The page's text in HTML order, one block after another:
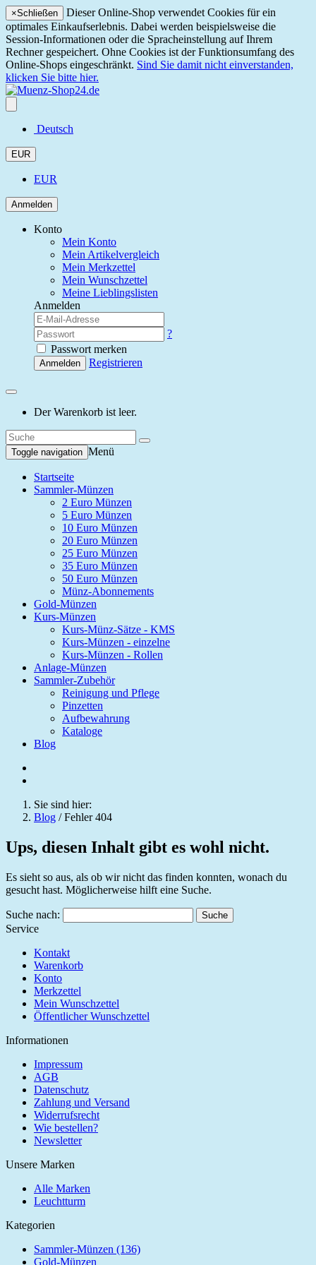
×Schließen
Dieser Online-Shop verwendet Cookies für ein
optimales Einkaufserlebnis. Dabei werden beispielsweise die
Session-Informationen oder die Spracheinstellung auf Ihrem
Rechner gespeichert. Ohne Cookies ist der Funktionsumfang des
Online-Shops eingeschränkt. Sind Sie damit nicht einverstanden,
klicken Sie bitte hier.
Deutsch
EUR
EUR
Anmelden
Konto
Mein Konto
Mein Artikelvergleich
Mein Merkzettel
Mein Wunschzettel
Meine Lieblingslisten
Anmelden
?
Passwort merken
Anmelden Registrieren
Der Warenkorb ist leer.
Toggle navigation Menü
Startseite
Sammler-Münzen
2 Euro Münzen
5 Euro Münzen
10 Euro Münzen
20 Euro Münzen
25 Euro Münzen
35 Euro Münzen
50 Euro Münzen
Münz-Abonnements
Gold-Münzen
Kurs-Münzen
Kurs-Münz-Sätze - KMS
Kurs-Münzen - einzelne
Kurs-Münzen - Rollen
Anlage-Münzen
Sammler-Zubehör
Reinigung und Pflege
Pinzetten
Aufbewahrung
Kataloge
Blog
Sie sind hier:
Blog /Fehler 404
Ups, diesen Inhalt gibt es wohl nicht.
Es sieht so aus, als ob wir nicht das finden konnten, wonach du
gesucht hast. Möglicherweise hilft eine Suche.
Suche nach:
Service
Kontakt
Warenkorb
Konto
Merkzettel
Mein Wunschzettel
Öffentlicher Wunschzettel
Informationen
Impressum
AGB
Datenschutz
Zahlung und Versand
Widerrufsrecht
Wie bestellen?
Newsletter
Unsere Marken
Alle Marken
Leuchtturm
Kategorien
Sammler-Münzen (136)
Gold-Münzen